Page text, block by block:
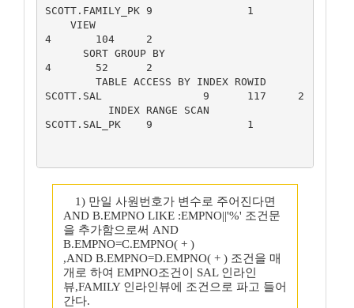
SCOTT.FAMILY_PK	9  	 	1
4  	104  	2
4  	52  	2
SCOTT.SAL	         9  	117  	2
SCOTT.SAL_PK	9  	 	1
1) 만일 사원번호가 변수로 주어진다면
AND B.EMPNO LIKE :EMPNO||'%' 조건문
을 추가함으로써 AND
B.EMPNO=C.EMPNO( + )
,AND B.EMPNO=D.EMPNO( + ) 조건을 매
개로 하여 EMPNO조건이 SAL 인라인
뷰,FAMILY 인라인뷰에 조건으로 파고 들어
간다.